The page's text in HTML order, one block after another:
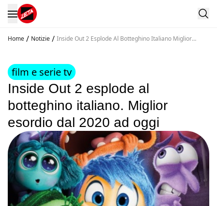
Home / Notizie / Inside Out 2 Esplode Al Botteghino Italiano Miglior
film e serie tv
Inside Out 2 esplode al
botteghino italiano. Miglior
esordio dal 2020 ad oggi